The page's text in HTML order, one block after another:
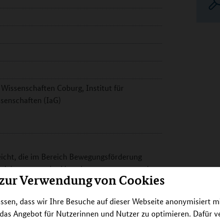
Verwendung von Cookies
dass wir Ihre Besuche auf dieser Webseite anonymisiert
Angebot für Nutzerinnen und Nutzer zu optimieren. Dafür
Coburg, Institut für
(IaG)
die im Bereich Bewegungsförderung
muss das Vorgehen angepasst werden.
von Strategien zur Verbesserung
von Kindern und pädagogischen
Ziele im Einzelnen sind: 1)
2) Aufbau eines Peer-to-